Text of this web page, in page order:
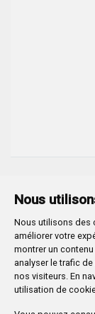
Nous
Nous utilisons des
améliorer votre
montrer un
analyser le trafic
nos visiteurs. En
utilisation de
CANAL DE